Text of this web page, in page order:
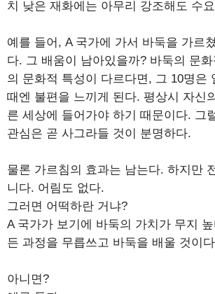
치 낮은 재화에는 아무리 강조해도 수
예를 들어, A 국가에 가서 바둑을 가르
다. 그 배움이 남아있을까? 바둑의 문
의 문화적 특성이 다르다면, 그 10명은
때엔 불편을 느끼게 된다. 평상시 자신
른 세상에 들어가야 하기 때문이다. 그
관심은 곧 사그라들 것이 분명하다.
물론 가르침의 효과는 남는다. 하지만
니다. 어림도 없다.
그러면 어떡하란 거냐?
A 국가가 보기에 바둑의 가치가 무지
든 과정을 무릅쓰고 바둑을 배울 것이
아니면?